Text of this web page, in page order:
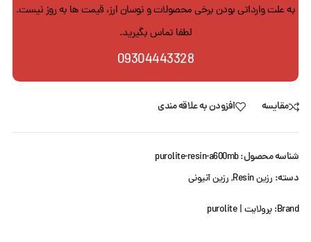
به علت وارداتی بودن برخی محصولات و نوسان ارز، قیمت ها به روز نیست.
لطفا تماس بگیرید.
09304443328
مقایسه افزودن به علاقه مندی
شناسه محصول:purolite-resin-a600mb
دسته: رزین Resin ,رزین آنیونی
Brand: پرولایت | purolite